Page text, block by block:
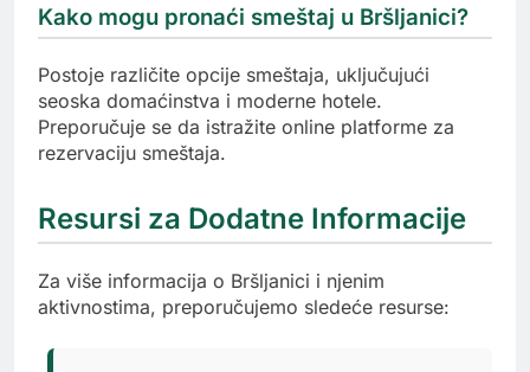
Kako mogu pronaći smeštaj u Bršljanici?
Postoje različite opcije smeštaja, uključujući
seoska domaćinstva i moderne hotele.
Preporučuje se da istražite online platforme za
rezervaciju smeštaja.
Resursi za Dodatne Informacije
Za više informacija o Bršljanici i njenim
aktivnostima, preporučujemo sledeće resurse: